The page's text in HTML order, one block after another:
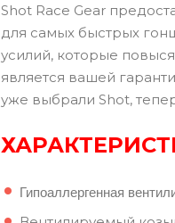
Shot Race Gear
для самых быстрых
усилий, которые
является вашей
уже выбрали Shot,
Гипоаллергенная